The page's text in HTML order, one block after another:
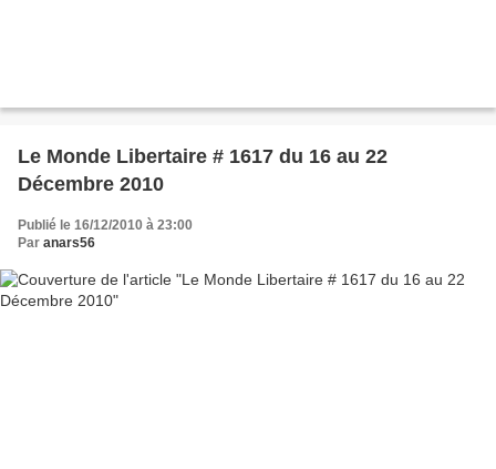
Le Monde Libertaire # 1617 du 16 au 22
Décembre 2010
Publié le 16/12/2010 à 23:00
Par anars56